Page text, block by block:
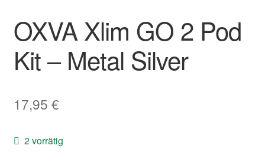
Big Puff
Aromen
Basen & Nikotin
OXVA Xlim GO 2 Pod
Kit – Metal Silver
17,95 €
2 vorrätig